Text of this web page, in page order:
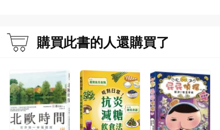
購買此書的人還購買了